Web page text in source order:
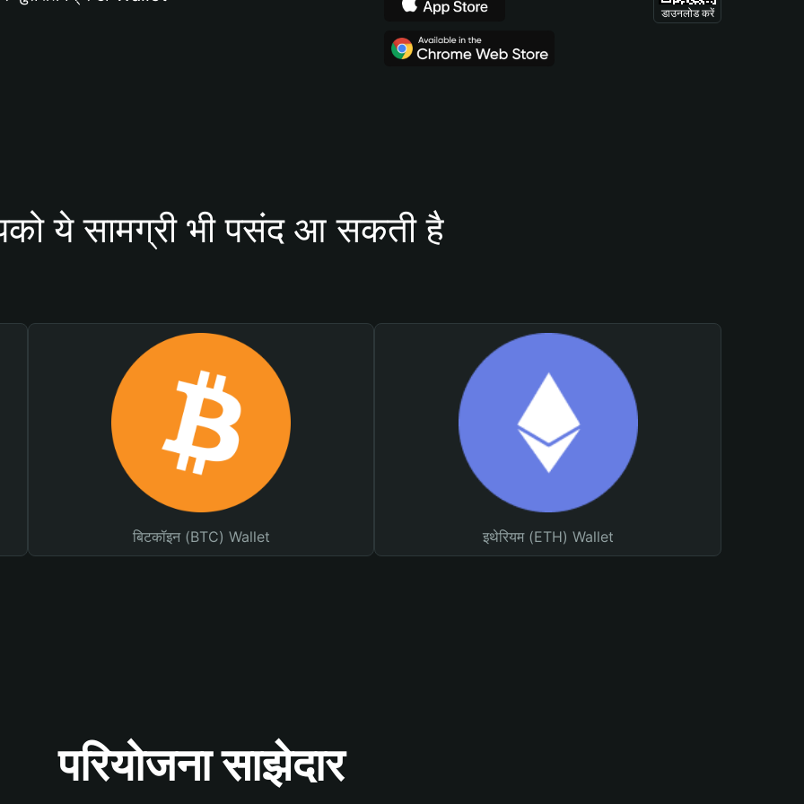
डाउनलोड करें
ये सामग्री भी पसंद आ सकती है
बिटकॉइन (BTC) Wallet इथेरियम (ETH) Wallet
परियोजना साझेदार